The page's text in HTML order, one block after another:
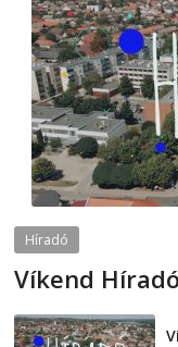
Híradó
Víkend